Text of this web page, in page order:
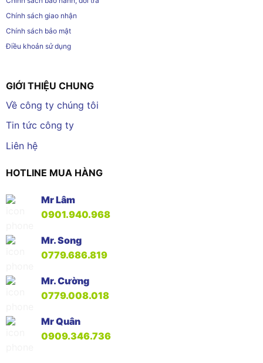
Chính sách giao nhận
Chính sách bảo mật
Điều khoản sử dụng
GIỚI THIỆU CHUNG
Về công ty chúng tôi
Tin tức công ty
Liên hệ
HOTLINE MUA HÀNG
Mr Lâm
0901.940.968
Mr. Song
0779.686.819
Mr. Cường
0779.008.018
Mr Quân
0909.346.736